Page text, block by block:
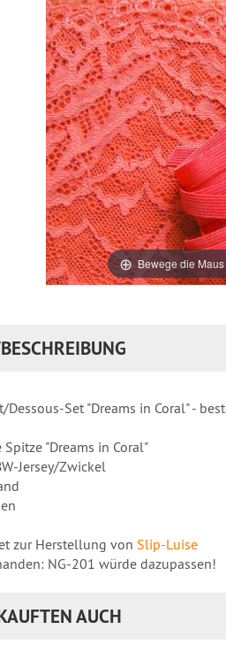
Bewege die
Set "Dreams in Coral" -
"Dreams in Coral"
Jersey/Zwickel
zur Herstellung von Slip-Luise
NG-201 würde dazupassen!
AUCH